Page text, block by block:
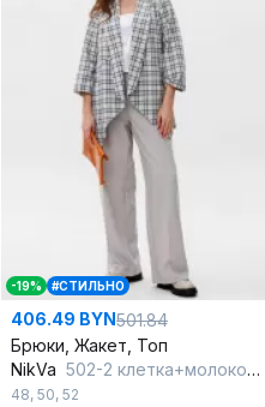
-19% #СТИЛЬНО
406.49 BYN501.84
Брюки, Жакет, Топ
NikVa 502-2 клетка+молоко+дымка
48, 50, 52